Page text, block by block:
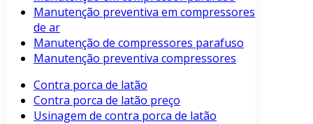
Manutenção preventiva em compressores
de ar
Manutenção de compressores parafuso
Manutenção preventiva compressores
Contra porca de latão
Contra porca de latão preço
Usinagem de contra porca de latão